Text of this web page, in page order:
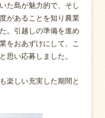
た島が魅力的で、そし
があることを知り農業
。引越しの準備を進め
をおあずけにして、こ
思い応募しました。
楽しい充実した期間と